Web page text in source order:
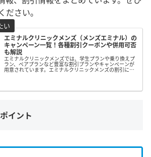
ださい。
エミナルクリニックメンズ（メンズエミナル）の
キャンペーン一覧！各種割引クーポンや併用可否
も解説
エミナルクリニックメンズでは、学生プランや乗り換えプ
ラン、ペアプランなど豊富な割引プランやキャンペーンが
用意されています。エミナルクリニックメンズの割引につ
イント